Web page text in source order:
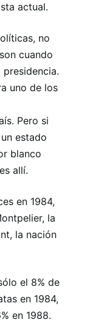
actual.
no
cuando
uno de los
Pero si
estado
blanco
allí.
en 1984,
la
la nación
el 8% de
en 1984,
en 1988.